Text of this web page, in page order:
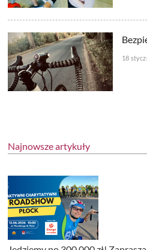
18
Najnowsze artykuły